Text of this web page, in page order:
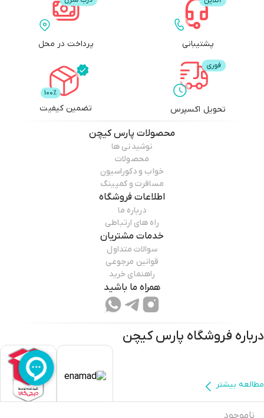
ناموجود
پشتیبانی پرداخت در محل
تحویل اکسپرس تضمین کیفیت
محصولات پارس کیچن
نوشیدنی ها
محصولات
خواب و دکوراسیون
مسافرت و کمپینگ
اطلاعات فروشگاه
درباره ما
راه های ارتباطی
خدمات مشتریان
سوالات متداول
قوانین مرجوعی
راهنمای خرید
همراه ما باشید
درباره فروشگاه پارس کیچن
مطالعه بیشتر